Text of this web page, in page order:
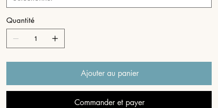
Quantité
Ajouter au panier
Commander et payer